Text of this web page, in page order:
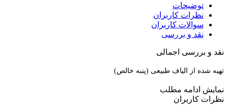
توضیحات
نظرات کاربران
سوالات کاربران
نقد و بررسی
نقد و بررسی اجمالی
تهیه شده از الیاف طبیعی (پنبه خالص)
نمایش ادامه مطلب
نظرات کاربران